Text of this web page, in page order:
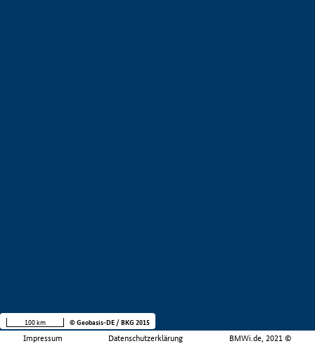
Impressum Datenschutzerklärung BMWi.de, 2021 ©
100 km © Geobasis-DE / BKG 2015